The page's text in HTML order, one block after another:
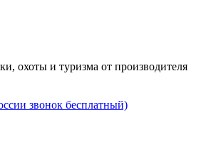
охоты и туризма от производителя
звонок бесплатный)